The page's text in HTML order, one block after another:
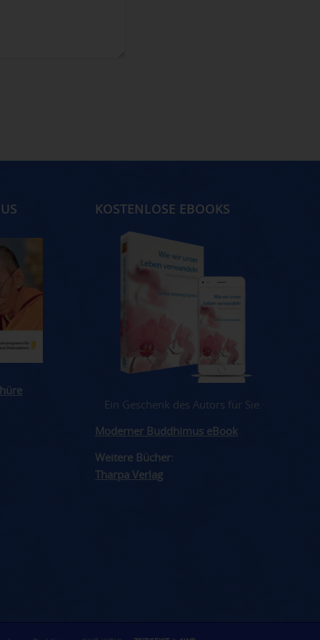
KOSTENLOSE EBOOKS
Ein Geschenk des Autors für Sie.
Moderner Buddhimus eBook
Weitere Bücher:
Tharpa Verlag